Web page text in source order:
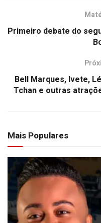
Primeiro debate do
Bell Marques, Ivete,
Tchan e outras
Mais Populares